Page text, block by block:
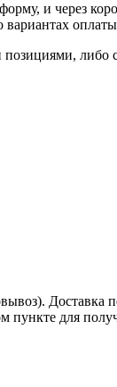
и через
вариантах
позициями,
Доставка
для